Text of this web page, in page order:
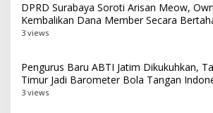
DPRD Surabaya Soroti Arisan Meow,
Kembalikan Dana Member Secara
3 views
Pengurus Baru ABTI Jatim Dikukuhkan,
Timur Jadi Barometer Bola Tangan
3 views